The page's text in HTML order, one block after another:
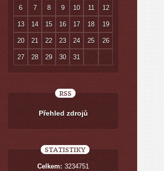
6 7 8 9 10 11 12
13 14 15 16 17 18 19
20 21 22 23 24 25 26
27 28 29 30 31
RSS
Přehled zdrojů
STATISTIKY
Celkem: 3234751